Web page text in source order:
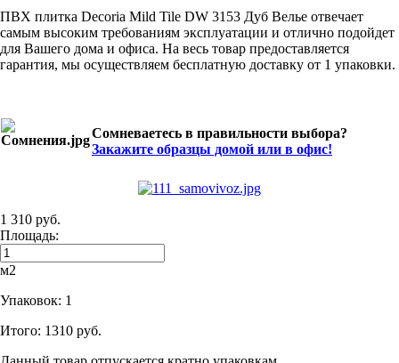
ПВХ плитка Decoria Mild Tile DW 3153 Дуб Велье отвечает
самым высоким требованиям эксплуатации и отлично подойдет
для Вашего дома и офиса. На весь товар предоставляется
гарантия, мы осуществляем бесплатную доставку от 1 упаковки.
Сомневаетесь в правильности выбора?
Закажите образцы домой или в офис!
1 310 руб.
Площадь:
м2
Упаковок: 1
Итого: 1310 руб.